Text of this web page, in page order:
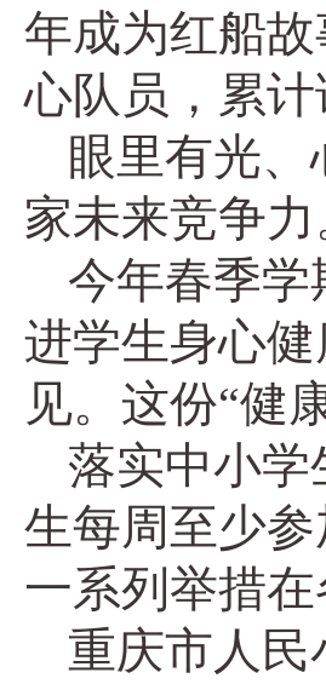
年成为红船
心队员，累
眼里有光
家未来竞争力
今年春季学
进学生身心
见。这份“健
落实中小学
生每周至少
一系列举措
重庆市人民